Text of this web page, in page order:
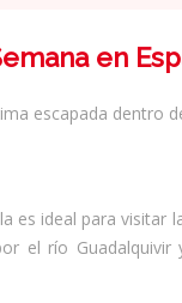
en
escapada dentro
es ideal para visitar
el río